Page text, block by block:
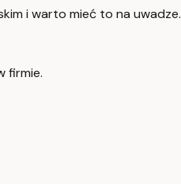
i warto mieć to na uwadze.
firmie.